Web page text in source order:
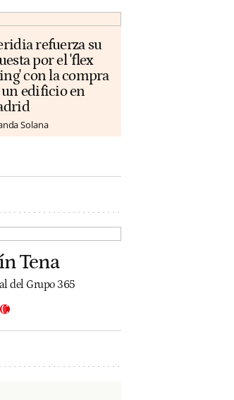
refuerza su
por el 'flex
con la compra
edificio en
Solana
Tena
del Grupo 365